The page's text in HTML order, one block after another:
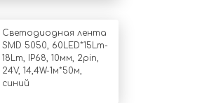
Светодиодная лента
SMD 5050, 60LED*15Lm-
18Lm, IP68, 10мм, 2pin,
24V, 14,4W-1м*50м,
синий